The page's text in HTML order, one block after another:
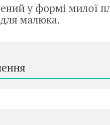
у формі милої
малюка.